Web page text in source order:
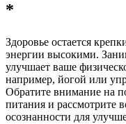
*
Здоровье остается
энергии высокими.
улучшает ваше
например, йогой или
Обратите внимание на
питания и рассмотрите
осознанности для